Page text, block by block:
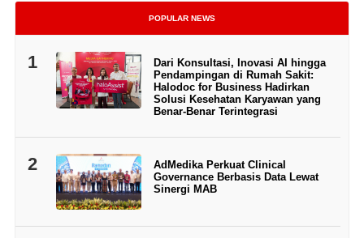
POPULAR NEWS
1
Dari Konsultasi, Inovasi AI hingga
Pendampingan di Rumah Sakit:
Halodoc for Business Hadirkan
Solusi Kesehatan Karyawan yang
Benar-Benar Terintegrasi
2
AdMedika Perkuat Clinical
Governance Berbasis Data Lewat
Sinergi MAB